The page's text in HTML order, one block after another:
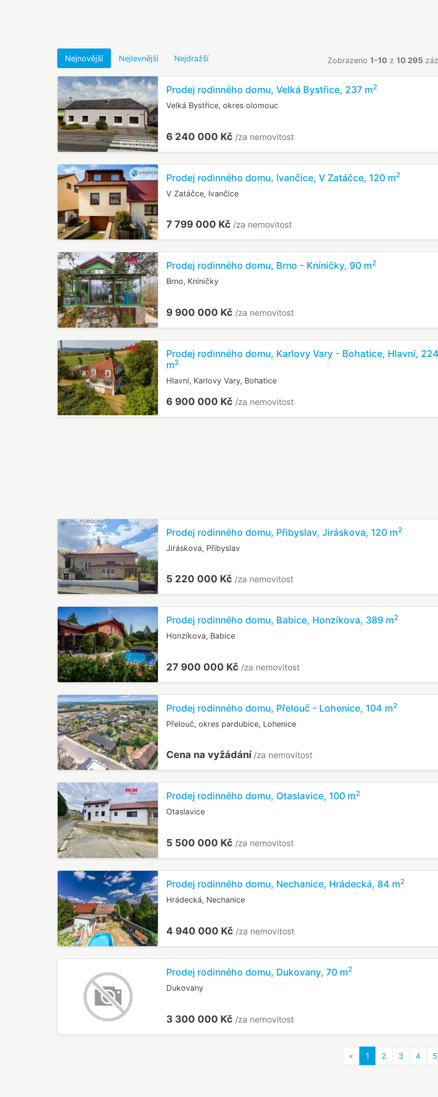
Nejnovější Nejlevnější Nejdražší Zobrazeno 1-10 z 10 295
Prodej rodinného domu, Velká Bystřice, 237 m2
Velká Bystřice, okres olomouc
6 240 000 Kč /za nemovitost
Prodej rodinného domu, Ivančice, V Zatáčce, 120 m2
V Zatáčce, Ivančice
7 799 000 Kč /za nemovitost
Prodej rodinného domu, Brno - Kníničky, 90 m2
Brno, Kníničky
9 900 000 Kč /za nemovitost
Prodej rodinného domu, Karlovy Vary - Bohatice, Hlavní,
m2
Hlavní, Karlovy Vary, Bohatice
6 900 000 Kč /za nemovitost
Prodej rodinného domu, Přibyslav, Jiráskova, 120 m2
Jiráskova, Přibyslav
5 220 000 Kč /za nemovitost
Prodej rodinného domu, Babice, Honzíkova, 389 m2
Honzíkova, Babice
27 900 000 Kč /za nemovitost
Prodej rodinného domu, Přelouč - Lohenice, 104 m2
Přelouč, okres pardubice, Lohenice
Cena na vyžádání /za nemovitost
Prodej rodinného domu, Otaslavice, 100 m2
Otaslavice
5 500 000 Kč /za nemovitost
Prodej rodinného domu, Nechanice, Hrádecká, 84 m2
Hrádecká, Nechanice
4 940 000 Kč /za nemovitost
Prodej rodinného domu, Dukovany, 70 m2
Dukovany
3 300 000 Kč /za nemovitost
« Previous
1 2 3 4 5